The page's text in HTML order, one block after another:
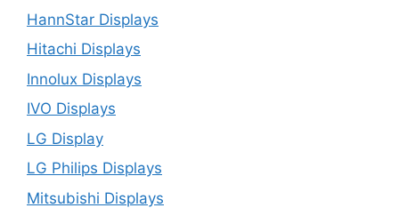
HannStar Displays
Hitachi Displays
Innolux Displays
IVO Displays
LG Display
LG Philips Displays
Mitsubishi Displays